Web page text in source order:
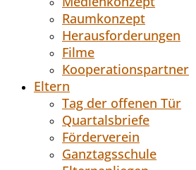
Raumkonzept
Herausforderungen
Filme
Kooperationspartner
Eltern
Tag der offenen Tür
Quartalsbriefe
Förderverein
Ganztagsschule